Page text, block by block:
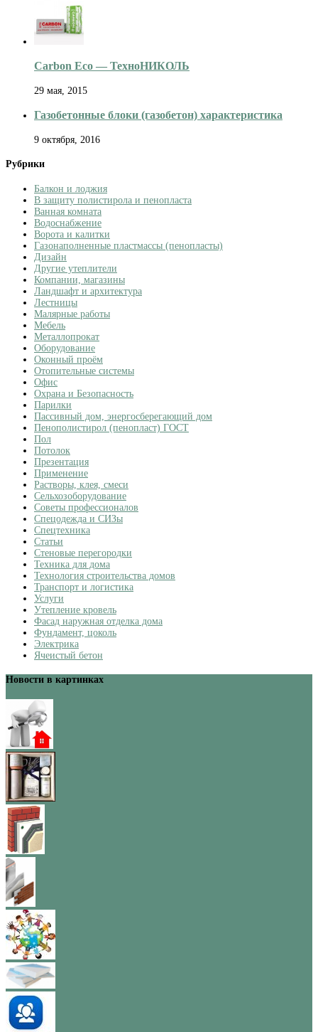
Carbon Eco — ТехноНИКОЛЬ
29 мая, 2015
Газобетонные блоки (газобетон) характеристика
9 октября, 2016
Рубрики
Балкон и лоджия
В защиту полистирола и пенопласта
Ванная комната
Водоснабжение
Ворота и калитки
Газонаполненные пластмассы (пенопласты)
Дизайн
Другие утеплители
Компании, магазины
Ландшафт и архитектура
Лестницы
Малярные работы
Мебель
Металлопрокат
Оборудование
Оконный проём
Отопительные системы
Офис
Охрана и Безопасность
Парилки
Пассивный дом, энергосберегающий дом
Пенополистирол (пенопласт) ГОСТ
Пол
Потолок
Презентация
Применение
Растворы, клея, смеси
Сельхозоборудование
Советы профессионалов
Спецодежда и СИЗы
Спецтехника
Статьи
Стеновые перегородки
Техника для дома
Технология строительства домов
Транспорт и логистика
Услуги
Утепление кровель
Фасад наружная отделка дома
Фундамент, цоколь
Электрика
Ячеистый бетон
Новости в картинках